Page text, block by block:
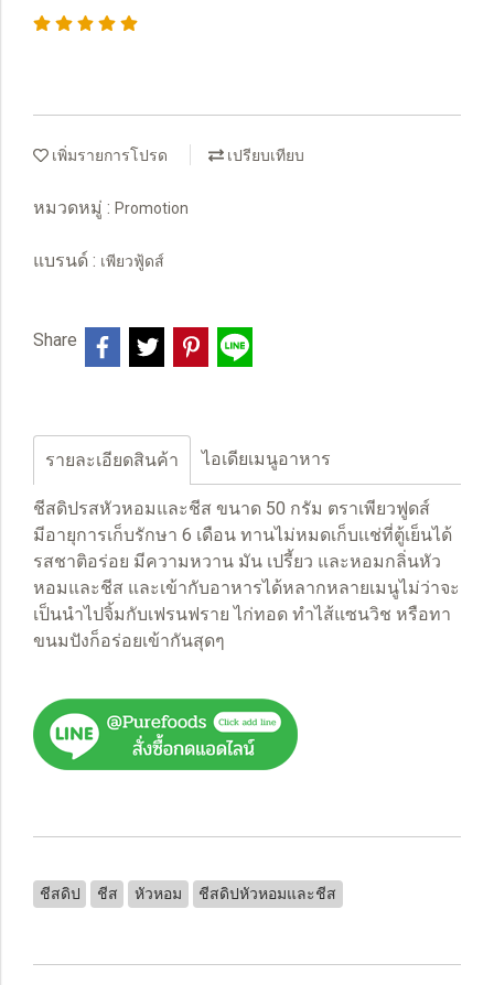
เพิ่มรายการโปรด เปรียบเทียบ
หมวดหมู่ : Promotion
แบรนด์ : เพียวฟู้ดส์
Share
รายละเอียดสินค้า ไอเดียเมนูอาหาร
ชีสดิปรสหัวหอมและชีส ขนาด 50 กรัม ตราเพียวฟูดส์
มีอายุการเก็บรักษา 6 เดือน ทานไม่หมดเก็บเเช่ที่ตู้เย็นได้
รสชาติอร่อย มีความหวาน มัน เปรี้ยว และหอมกลิ่นหัว
หอมและชีส และเข้ากับอาหารได้หลากหลายเมนูไม่ว่าจะ
เป็นนำไปจิ้มกับเฟรนฟราย ไก่ทอด ทำไส้แซนวิช หรือทา
ขนมปังก็อร่อยเข้ากันสุดๆ
ชีสดิป ชีส หัวหอม ชีสดิปหัวหอมและชีส